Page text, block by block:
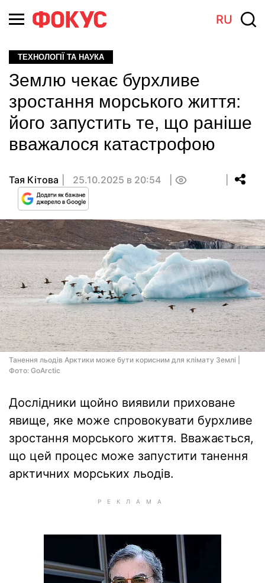
RU
ТЕХНОЛОГІЇ ТА НАУКА
Землю чекає бурхливе
зростання морського життя:
його запустить те, що раніше
вважалося катастрофою
Тая Кітова 25.10.2025 в 20:54
Танення льодів Арктики може бути корисним для клімату Землі |
Фото: GoArctic
Дослідники щойно виявили приховане
явище, яке може спровокувати бурхливе
зростання морського життя. Вважається,
що цей процес може запустити танення
арктичних морських льодів.